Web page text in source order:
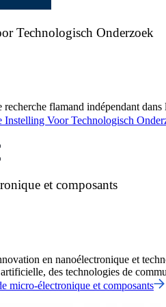
Technologisch Onderzoek
flamand indépendant
Instelling Voor Technologisch
et composants
en nanoélectronique et
des technologies de
micro-électronique et composants